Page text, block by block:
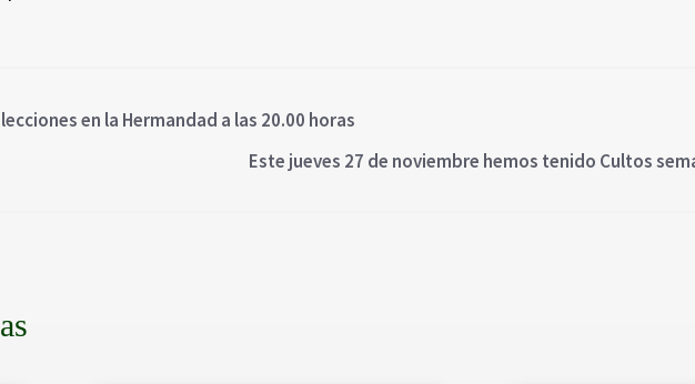
en la Hermandad a las 20.00 horas
Este jueves 27 de noviembre hemos tenido Cultos